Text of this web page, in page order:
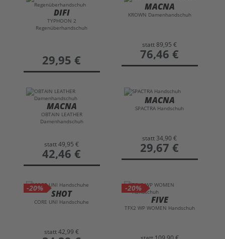
DIFI
TYPHOON 2
Regenüberhandschuh
preis
29,95 €
MACNA
KROWN Damenhandschuh
statt89,95 €
preis
76,46 €
MACNA
OBTAIN LEATHER
Damenhandschuh
statt49,95 €
preis
42,46 €
MACNA
SPACTRA Handschuh
statt 34,90 €
preis
29,67 €
-20%
SHOT
CORE UNI Handschuhe
statt42,99 €
-20%
FIVE
TFX2 WP WOMEN Handschuh